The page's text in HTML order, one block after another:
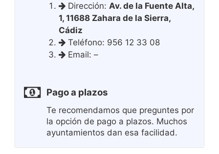
Dirección: Av. de la Fuente Alta,
1, 11688 Zahara de la Sierra,
Cádiz
Teléfono: 956 12 33 08
Email: –
Pago a plazos
Te recomendamos que preguntes por
la opción de pago a plazos. Muchos
ayuntamientos dan esa facilidad.